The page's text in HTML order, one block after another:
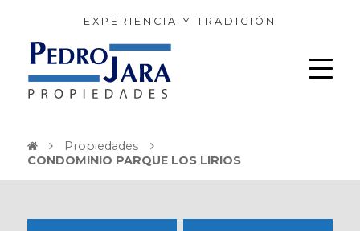
EXPERIENCIA Y TRADICIÓN
Propiedades
CONDOMINIO PARQUE LOS LIRIOS